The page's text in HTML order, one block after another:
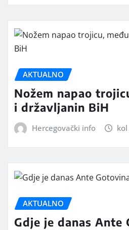
AKTUALNO
Nožem napao
i državljanin BiH
Hercegovački info
AKTUALNO
Gdje je danas Ante